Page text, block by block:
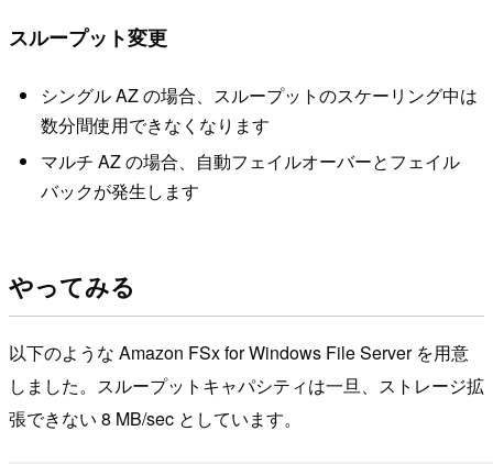
スループット変更
シングル AZ の場合、スループットのスケーリング中は
数分間使用できなくなります
マルチ AZ の場合、自動フェイルオーバーとフェイル
バックが発生します
やってみる
以下のような Amazon FSx for Windows File Server を用意
しました。スループットキャパシティは一旦、ストレージ拡
張できない 8 MB/sec としています。